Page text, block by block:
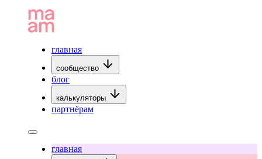
главная
сообщество
блог
калькуляторы
партнёрам
главная